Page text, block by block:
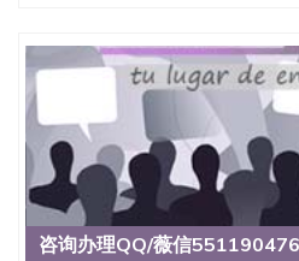
程、经济、医学、护理、文学
学、美术、电子工程、天文学
制、历史、电气工程、生物
理、材料科学、机械工程、航
学、化学、英语、社会科学、
销、机械工程、计算机科学、
科、金融专业 1、客户提供相
信息，给出操作方案； 2、补
材料； 3、留服注册申请账号
咨询办理QQ/薇信